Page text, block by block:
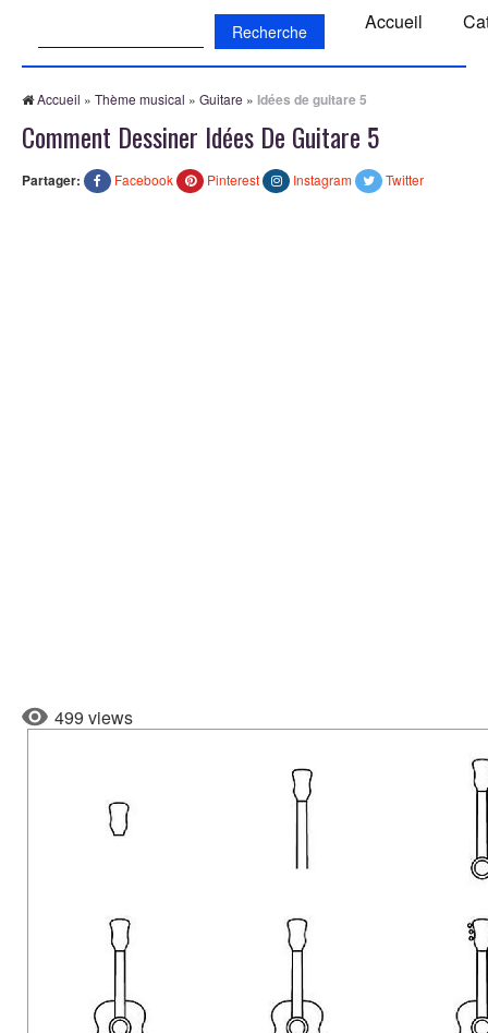
Accueil
Accueil » Thème musical » Guitare » Idées de guitare 5
Comment Dessiner Idées De Guitare 5
Partager: Facebook Pinterest Instagram Twitter
499 views